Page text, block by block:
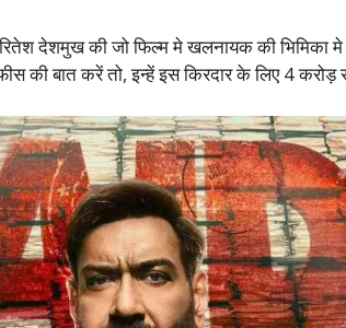
रितेश देशमुख की जो फिल्म मे खलनायक की भिमिका
की बात करें तो, इन्हें इस किरदार के लिए 4 करोड़